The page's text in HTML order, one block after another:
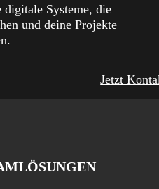
digitale Systeme, die
und deine Projekte
Jetzt